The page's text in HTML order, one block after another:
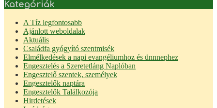
Kategóriák
A Tíz legfontosabb
Ajánlott weboldalak
Aktuális
Családfa gyógyító szentmisék
Elmélkedések a napi evangéliumhoz és ünnnephez
Engesztelés a Szeretetláng Naplóban
Engesztelő szentek, személyek
Engesztelők naptára
Engesztelők Találkozója
Hirdetések